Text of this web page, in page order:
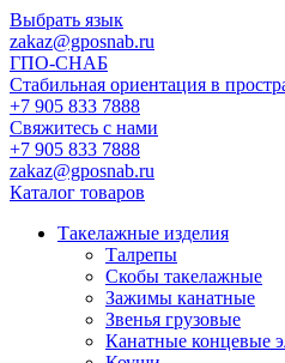
Выбрать язык
zakaz@gposnab.ru
ГПО-СНАБ
Стабильная ориентация в
+7 905 833 7888
Свяжитесь с нами
+7 905 833 7888
zakaz@gposnab.ru
Каталог товаров
Такелажные изделия
Талрепы
Скобы такелажные
Зажимы канатные
Звенья грузовые
Канатные концевые